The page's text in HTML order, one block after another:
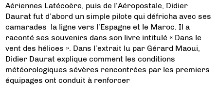
Aériennes Latécoère, puis de l’Aéropostale, Didier
Daurat fut d’abord un simple pilote qui défricha avec ses
camarades la ligne vers l’Espagne et le Maroc. Il a
raconté ses souvenirs dans son livre intitulé « Dans le
vent des hélices ». Dans l’extrait lu par Gérard Maoui,
Didier Daurat explique comment les conditions
météorologiques sévères rencontrées par les premiers
équipages ont conduit à renforcer